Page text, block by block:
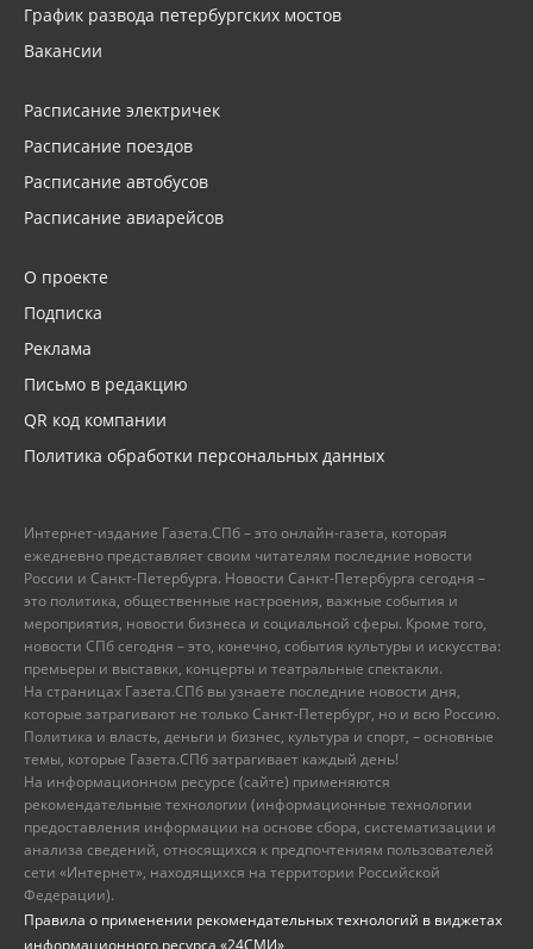
График развода петербургских мостов
Вакансии
Расписание электричек
Расписание поездов
Расписание автобусов
Расписание авиарейсов
О проекте
Подписка
Реклама
Письмо в редакцию
QR код компании
Политика обработки персональных данных
Интернет-издание Газета.СПб – это онлайн-газета, которая
ежедневно представляет своим читателям последние новости
России и Санкт-Петербурга. Новости Санкт-Петербурга сегодня –
это политика, общественные настроения, важные события и
мероприятия, новости бизнеса и социальной сферы. Кроме того,
новости СПб сегодня – это, конечно, события культуры и искусства:
премьеры и выставки, концерты и театральные спектакли.
На страницах Газета.СПб вы узнаете последние новости дня,
которые затрагивают не только Санкт-Петербург, но и всю Россию.
Политика и власть, деньги и бизнес, культура и спорт, – основные
темы, которые Газета.СПб затрагивает каждый день!
На информационном ресурсе (сайте) применяются
рекомендательные технологии (информационные технологии
предоставления информации на основе сбора, систематизации и
анализа сведений, относящихся к предпочтениям пользователей
сети «Интернет», находящихся на территории Российской
Федерации).
Правила о применении рекомендательных технологий в виджетах
информационного ресурса «24СМИ»